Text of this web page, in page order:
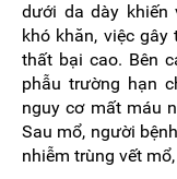
dưới da dày khiến
khó khăn, việc
thất bại cao. Bên
phẫu trường hạn
nguy cơ mất máu
Sau mổ, người
nhiễm trùng vết